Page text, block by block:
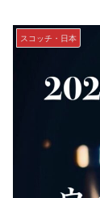
スコッチ・日本